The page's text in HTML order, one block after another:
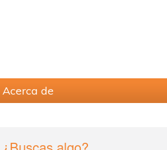
Acerca de